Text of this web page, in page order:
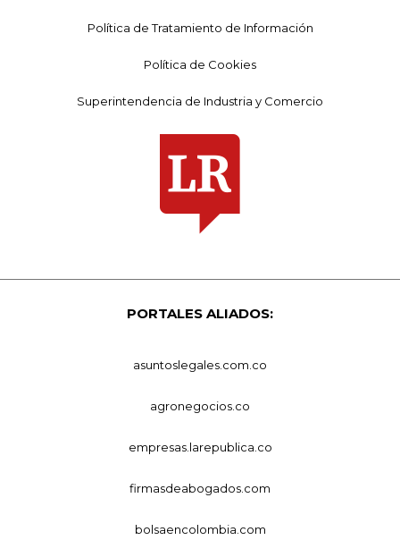
Política de Tratamiento de Información
Política de Cookies
Superintendencia de Industria y Comercio
PORTALES ALIADOS:
asuntoslegales.com.co
agronegocios.co
empresas.larepublica.co
firmasdeabogados.com
bolsaencolombia.com